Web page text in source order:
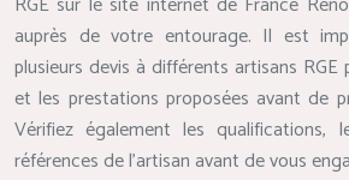
auprès de votre entourage. Il est
plusieurs devis à différents artisans
et les prestations proposées avant de
Vérifiez également les qualifications,
références de l’artisan avant de vous